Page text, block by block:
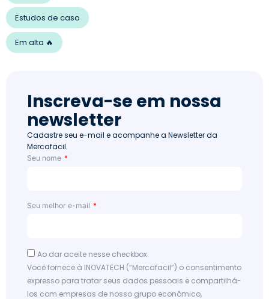
Estudos de caso
Em alta 🔥
Inscreva-se em nossa
newsletter
Cadastre seu e-mail e acompanhe a Newsletter da
Mercafacil.
Seu nome
Seu melhor e-mail
Ao dar aceite nesse checkbox:
Você fornece à INOVATECH (“Mercafacil”) o consentimento
expresso para tratar seus dados pessoais e compartilhá-
los com empresas de nosso grupo econômico,